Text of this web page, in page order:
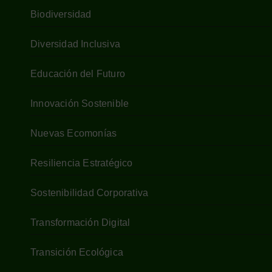
Biodiversidad
Diversidad Inclusiva
Educación del Futuro
Innovación Sostenible
Nuevas Ecomonías
Resiliencia Estratégico
Sostenibilidad Corporativa
Transformación Digital
Transición Ecológica